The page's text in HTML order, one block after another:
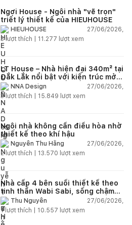
Ngơi House - Ngôi nhà "vẽ trọn"
triết lý thiết kế của HIEUHOUSE
HIEUHOUSE
27/06/2026,
3lượt thích | 11.277 lượt xem
LT House – Nhà hiện đại 340m² tại
Đắk Lắk nổi bật với kiến trúc mở
và hệ sân vườn kết nối thiên
nhiên
NNA Design
27/06/2026,
3lượt thích | 15.849 lượt xem
Ngôi nhà không cần điều hòa nhờ
thiết kế theo khí hậu
Nguyễn Thu Hằng
27/06/2026,
2lượt thích | 13.570 lượt xem
Nhà cấp 4 bên suối thiết kế theo
tinh thần Wabi Sabi, sống chậm
giữa thiên nhiên
Thu Nguyễn
27/06/2026,
1lượt thích | 10.557 lượt xem